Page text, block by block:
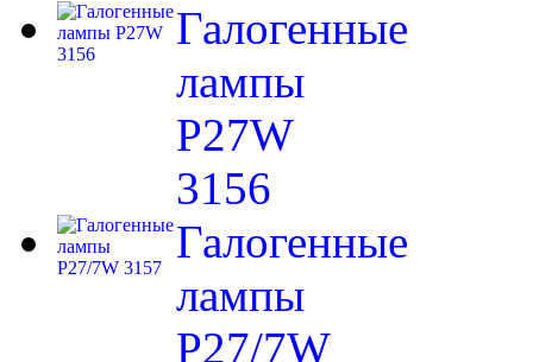
Галогенные
лампы
P27W
3156
Галогенные
лампы
P27/7W